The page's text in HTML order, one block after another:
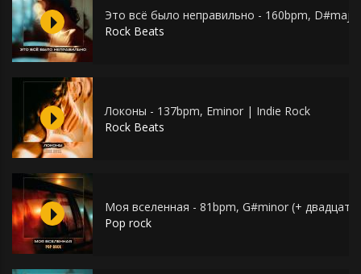
Это всё было неправильно - 160bpm,
Rock Beats
Локоны - 137bpm, Eminor | Indie Rock
Rock Beats
Моя вселенная - 81bpm, G#minor (+ двадцать
Pop rock